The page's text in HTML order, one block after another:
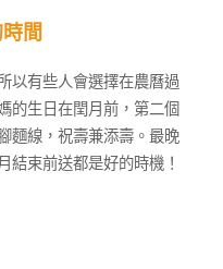
間
以有些人會選擇在農曆過
的生日在閏月前，第二個
麵線，祝壽兼添壽。最晚
結束前送都是好的時機！